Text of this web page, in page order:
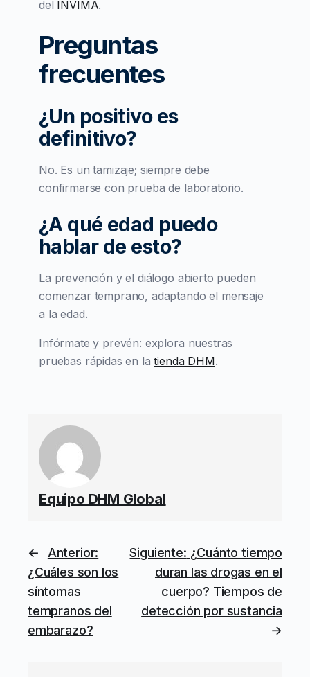
del INVIMA.
Preguntas
frecuentes
¿Un positivo es
definitivo?
No. Es un tamizaje; siempre debe
confirmarse con prueba de laboratorio.
¿A qué edad puedo
hablar de esto?
La prevención y el diálogo abierto pueden
comenzar temprano, adaptando el mensaje
a la edad.
Infórmate y prevén: explora nuestras
pruebas rápidas en latienda DHM.
Equipo DHM Global
←
Anterior:
¿Cuáles son los
síntomas
tempranos del
embarazo?
Siguiente: ¿Cuánto tiempo
duran las drogas en el
cuerpo? Tiempos de
detección por sustancia
→